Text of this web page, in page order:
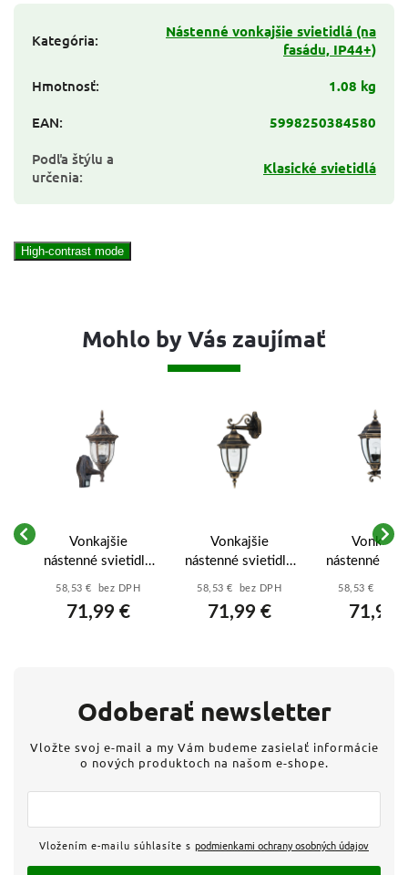
Kategória:
Nástenné vonkajšie svietidlá (na
fasádu, IP44+)
Hmotnosť:
1.08 kg
EAN:
5998250384580
Podľa štýlu a
určenia: Klasické svietidlá
High-contrast mode
Mohlo by Vás zaujímať
Vonkajšie
nástenné svietidlo
Milano 8370 -
priehľadná
58,53 € bez DPH
71,99 €
Vonkajšie
nástenné svietidlo
Toronto 8381 -
priehľadná
58,53 € bez DPH
71,99 €
nástenné
58,53 € bez
71,99
Odoberať newsletter
Vložte svoj e-mail a my Vám budeme zasielať informácie
o nových produktoch na našom e-shope.
Vložením e-mailu súhlasíte s podmienkami ochrany osobných údajov